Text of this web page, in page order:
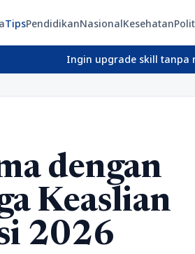
TipsPendidikanNasionalKesehatan
Ingin upgrade skill tanpa ribet?
dengan
Keaslian
2026